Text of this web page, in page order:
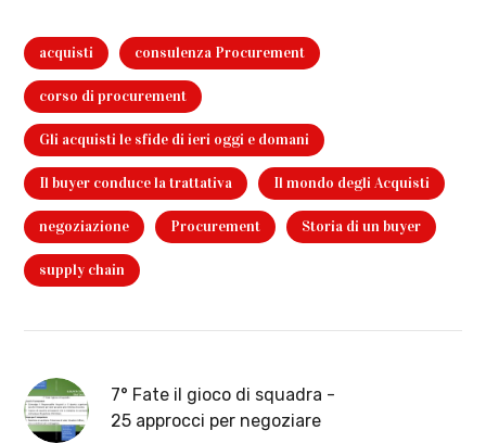
acquisti consulenza Procurement
corso di procurement
Gli acquisti le sfide di ieri oggi e domani
Il buyer conduce la trattativa Il mondo degli Acquisti
negoziazione Procurement Storia di un buyer
supply chain
7° Fate il gioco di squadra -
25 approcci per negoziare